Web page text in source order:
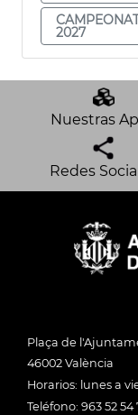
2027
Nuestras
Redes
Plaça de
46002 València
Horarios: lunes a
Teléfono: 963 52 54